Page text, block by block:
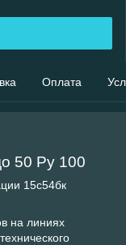
Оплата
50 Ру 100
15с54бк
на линиях